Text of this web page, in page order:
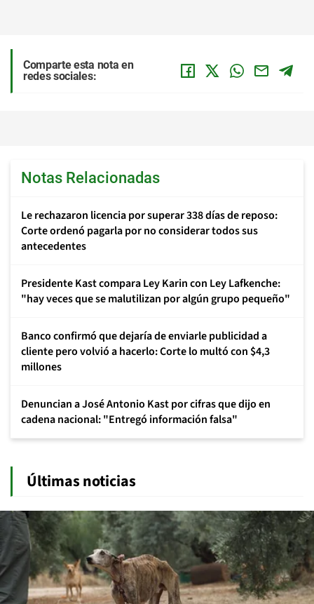
Comparte esta nota en
redes sociales:
Notas Relacionadas
Le rechazaron licencia por superar 338 días de reposo:
Corte ordenó pagarla por no considerar todos sus
antecedentes
Presidente Kast compara Ley Karin con Ley Lafkenche:
"hay veces que se malutilizan por algún grupo pequeño"
Banco confirmó que dejaría de enviarle publicidad a
cliente pero volvió a hacerlo: Corte lo multó con $4,3
millones
Denuncian a José Antonio Kast por cifras que dijo en
cadena nacional: "Entregó información falsa"
Últimas noticias